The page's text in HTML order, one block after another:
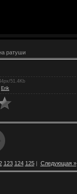
ратуши
51.4Kb
Erik
123 124 125| Следующая »